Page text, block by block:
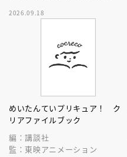
いプリキュアたちの情報がいっ
2026.09.18
めいたんていプリキュア！ ク
リアファイルブック
編：講談社
監：東映アニメーション